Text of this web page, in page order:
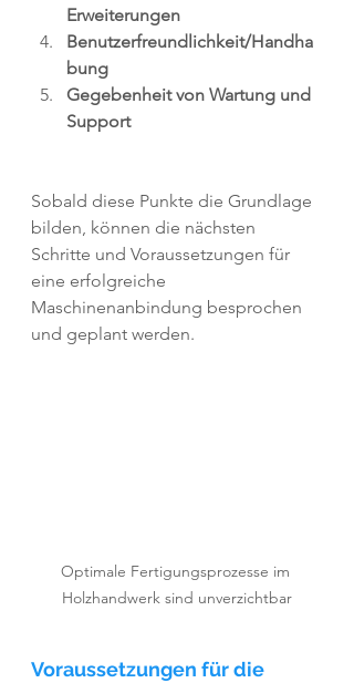
Erweiterungen
Benutzerfreundlichkeit/Handha
bung
Gegebenheit von Wartung und
Support
Sobald diese Punkte die Grundlage
bilden, können die nächsten
Schritte und Voraussetzungen für
eine erfolgreiche
Maschinenanbindung besprochen
und geplant werden.
Optimale Fertigungsprozesse im
Holzhandwerk sind unverzichtbar
Voraussetzungen für die